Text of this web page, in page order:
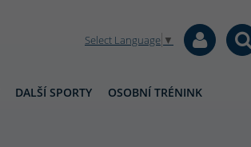
Select Language ▼
DALŠÍ SPORTY OSOBNÍ TRÉNINK